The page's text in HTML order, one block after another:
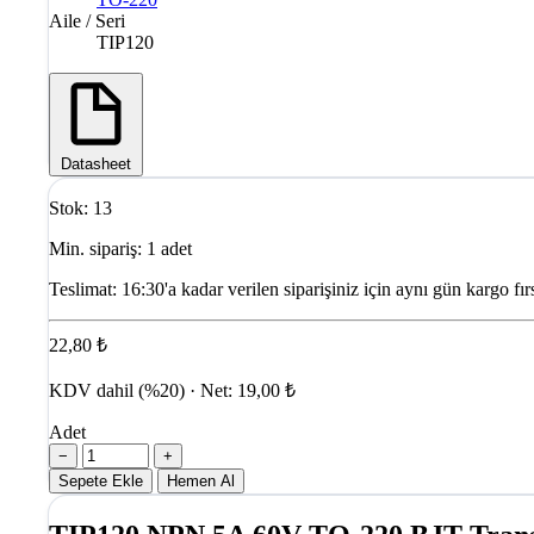
Aile / Seri
TIP120
Datasheet
Stok: 13
Min. sipariş: 1 adet
Teslimat: 16:30'a kadar verilen siparişiniz için aynı gün kargo
22,80 ₺
KDV dahil (%20) · Net: 19,00 ₺
Adet
−
+
Sepete Ekle
Hemen Al